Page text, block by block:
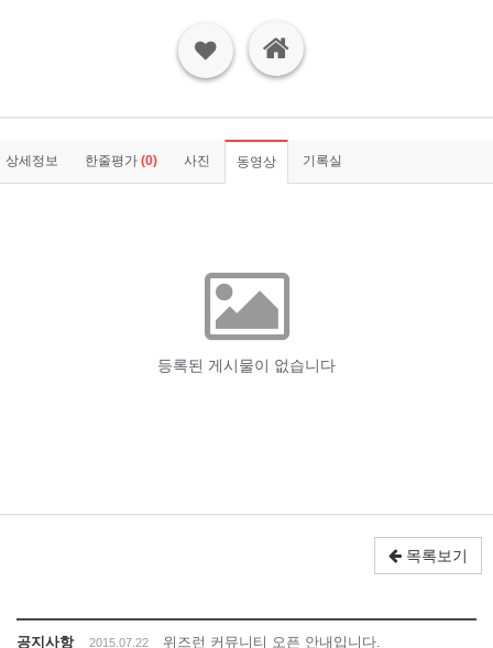
상세정보 한줄평가 (0) 사진 동영상 기록실
목록보기
공지사항 2015.07.22 위즈런 커뮤니티 오픈 안내입니다.